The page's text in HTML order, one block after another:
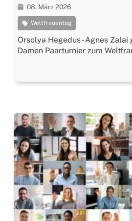
08. März 2026
Weltfrauentag
Orsolya Hegedus - Agnes Zalai
Damen Paarturnier zum